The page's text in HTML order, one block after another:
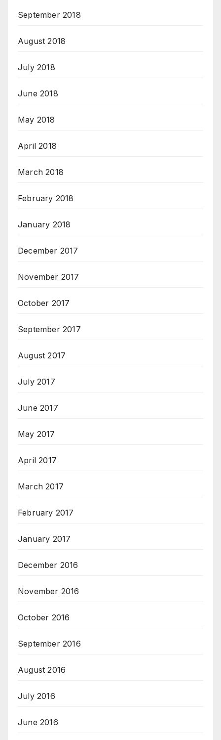
September 2018
August 2018
July 2018
June 2018
May 2018
April 2018
March 2018
February 2018
January 2018
December 2017
November 2017
October 2017
September 2017
August 2017
July 2017
June 2017
May 2017
April 2017
March 2017
February 2017
January 2017
December 2016
November 2016
October 2016
September 2016
August 2016
July 2016
June 2016